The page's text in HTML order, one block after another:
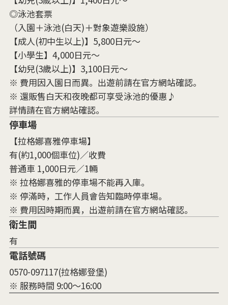
◎泳池套票
（入園＋泳池(白天)＋對象遊樂設施）
【成人(初中生以上)】5,800日元～
【小學生】4,000日元～
【幼兒(3歲以上)】3,100日元～
※ 費用因入園日而異。出遊前請在官方網站確認。
※ 還販售白天和夜晚都可享受泳池的優惠♪
詳情請在官方網站確認。
停車場
【拉格娜喜雅停車場】
有(約1,000個車位)／收費
普通車 1,000日元／1輛
※ 拉格娜喜雅的停車場不能再入庫。
※ 停滿時，工作人員會告知臨時停車場。
※ 費用因時期而異，出遊前請在官方網站確認。
衛生間
有
電話號碼
0570-097117(拉格娜登堡)
※ 服務時間 9:00～16:00